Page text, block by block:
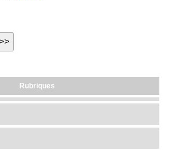
Rubriques